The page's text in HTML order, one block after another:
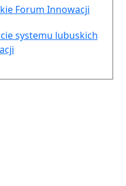
Forum Innowacji
systemu lubuskich